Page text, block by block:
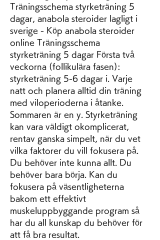
Träningsschema styrketräning 5
dagar, anabola steroider lagligt i
sverige - Köp anabola steroider
online Träningsschema
styrketräning 5 dagar Första två
veckorna (follikulära fasen):
styrketräning 5-6 dagar i. Varje
natt och planera alltid din träning
med viloperioderna i åtanke.
Sommaren är en y. Styrketräning
kan vara väldigt okomplicerat,
rentav ganska simpelt, när du vet
vilka faktorer du vill fokusera på.
Du behöver inte kunna allt. Du
behöver bara börja. Kan du
fokusera på väsentligheterna
bakom ett effektivt
muskeluppbyggande program så
har du all kunskap du behöver för
att få bra resultat.